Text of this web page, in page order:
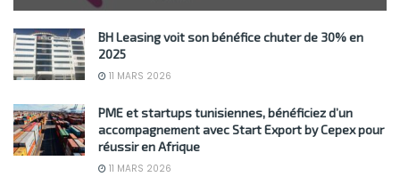
BH Leasing voit son bénéfice chuter de 30% en
2025
11 MARS 2026
PME et startups tunisiennes, bénéficiez d’un
accompagnement avec Start Export by Cepex pour
réussir en Afrique
11 MARS 2026